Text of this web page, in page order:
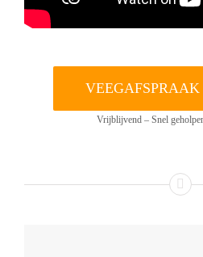
Vrijblijvend – Snel